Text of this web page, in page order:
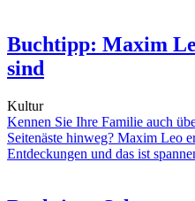
Buchtipp: Maxim
sind
Kultur
Kennen Sie Ihre Familie auch
Seitenäste hinweg? Maxim Leo
Entdeckungen und das ist